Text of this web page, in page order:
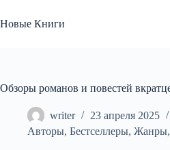
к
сути
Новые Книги
Обзоры романов и повестей
writer
23 апреля 2025
Авторы, Бестселлеры, Жанры,